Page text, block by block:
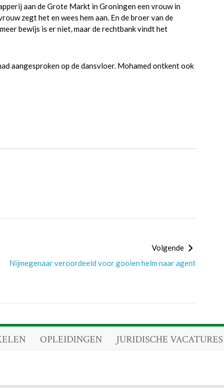
aan de Grote Markt in Groningen een vrouw in
zegt het en wees hem aan. En de broer van de
bewijs is er niet, maar de rechtbank vindt het
aangesproken op de dansvloer. Mohamed ontkent ook
Volgende
Nijmegenaar veroordeeld voor gooien helm naar agent
OPLEIDINGEN JURIDISCHE VACATURES